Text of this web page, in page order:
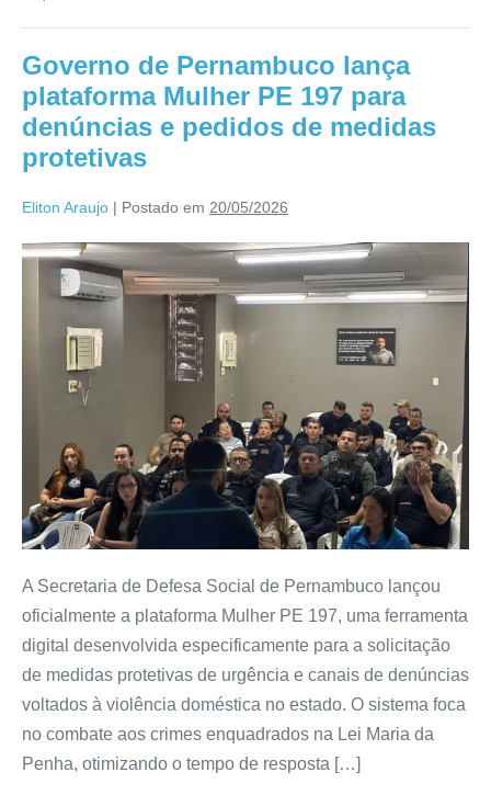
Governo de Pernambuco lança
plataforma Mulher PE 197 para
denúncias e pedidos de medidas
protetivas
Eliton Araujo | Postado em 20/05/2026
A Secretaria de Defesa Social de Pernambuco lançou
oficialmente a plataforma Mulher PE 197, uma ferramenta
digital desenvolvida especificamente para a solicitação
de medidas protetivas de urgência e canais de denúncias
voltados à violência doméstica no estado. O sistema foca
no combate aos crimes enquadrados na Lei Maria da
Penha, otimizando o tempo de resposta […]